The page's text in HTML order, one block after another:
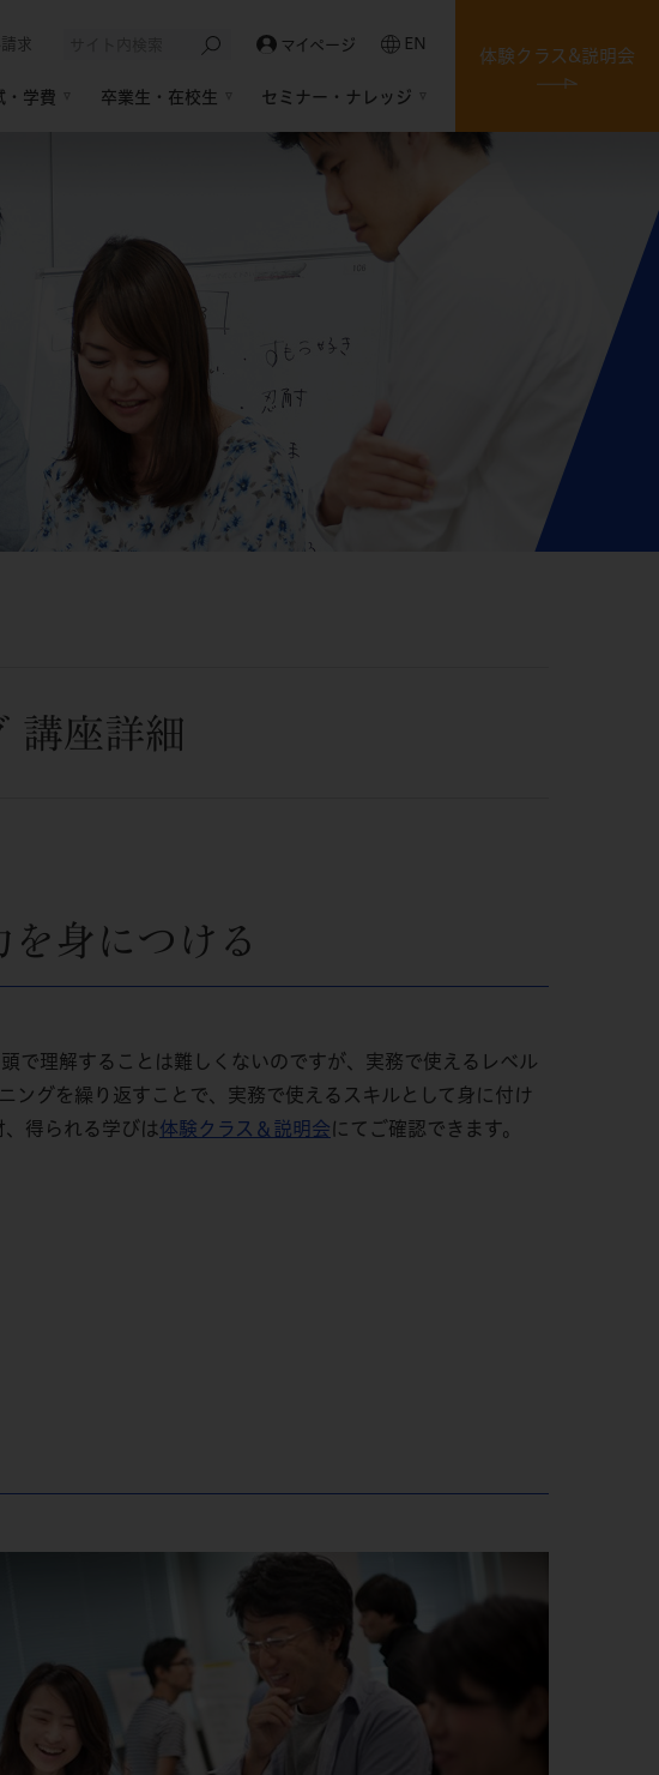
求 マイページ EN
・学費 卒業生・在校生 セミナー・ナレッジ
体験クラス&説明会
講座詳細
身につける
で理解することは難しくないのですが、実務で使えるレベル
ングを繰り返すことで、実務で使えるスキルとして身に付け
得られる学びは体験クラス＆説明会にてご確認できます。